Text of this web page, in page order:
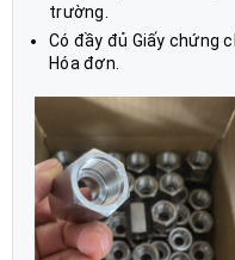
trường.
Có đầy đủ Giấy chứng
Hóa đơn.